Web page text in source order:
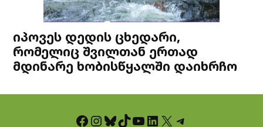
იპოვეს დედის ცხედარი,
რომელიც შვილთან ერთად
მდინარე ხობისწყალში დაიხრჩო
Facebook InstagramBluesky TikTok YouTube LinkedIn X Telegram